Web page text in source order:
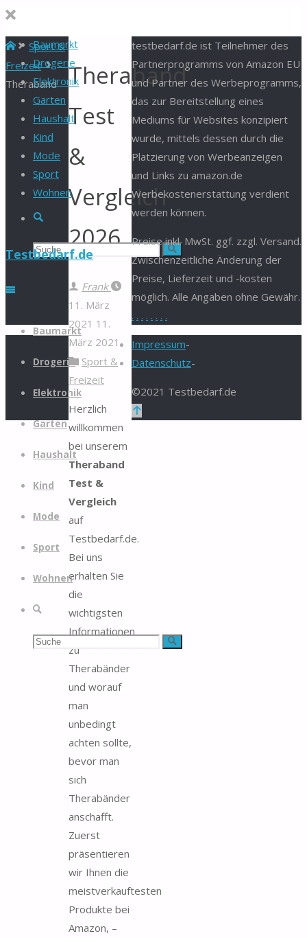
Baumarkt
Drogerie
Elektronik
Garten
Haushalt
Kind
Mode
Sport
Wohnen
Suche
Suchen Suche
Testbedarf.de
Zum
springen
Baumarkt
Drogerie
Elektronik
Garten
Haushalt
Kind
Mode
Sport
Wohnen
Suche
Suchen Suche
StartSport &
Freizeit
Theraband
Theraband
Test
&
Vergleich
2026
Frank
11. März
2021 11.
März 2021
Sport &
Freizeit
Herzlich
willkommen
bei unserem
Theraband
Test &
Vergleich
auf
Testbedarf.de.
Bei uns
erhalten Sie
die
wichtigsten
Informationen
zu
Therabänder
und worauf
man
unbedingt
achten sollte,
bevor man
sich
Therabänder
anschafft.
Zuerst
präsentieren
wir Ihnen die
meistverkauftesten
Produkte bei
Amazon, –
testbedarf.de ist Teilnehmer des
Partnerprogramms von Amazon EU
und Partner des Werbeprogramms,
das zur Bereitstellung eines
Mediums für Websites konzipiert
wurde, mittels dessen durch die
Platzierung von Werbeanzeigen
und Links zu amazon.de
Werbekostenerstattung verdient
werden können.
Preise inkl. MwSt. ggf. zzgl. Versand.
Zwischenzeitliche Änderung der
Preise, Lieferzeit und -kosten
möglich. Alle Angaben ohne Gewähr.
. . . . . . . .
Impressum-
Datenschutz-
©2021 Testbedarf.de
Zurück